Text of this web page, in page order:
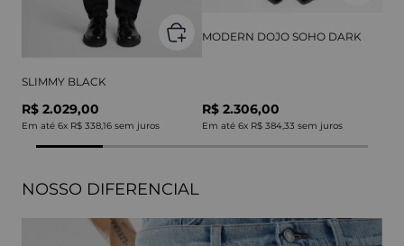
SLIMMY BLACK
R$ 2.029,00
Em até 6x R$ 338,16 sem juros
MODERN DOJO SOHO DARK
R$ 2.306,00
Em até 6x R$ 384,33 sem juros
NOSSO DIFERENCIAL